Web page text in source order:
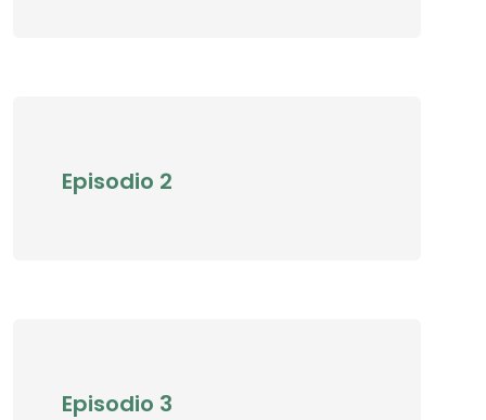
Episodio 2
Episodio 3